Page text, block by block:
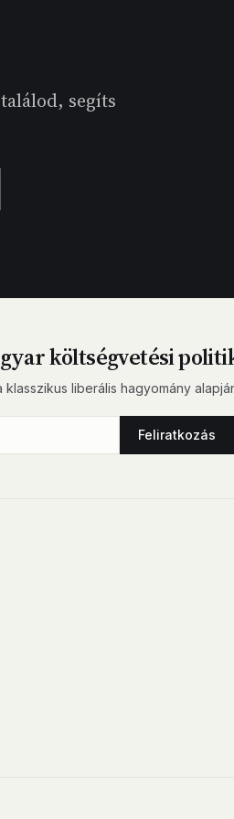
segíts
költségvetési
liberális hagyomány
Feliratkozás